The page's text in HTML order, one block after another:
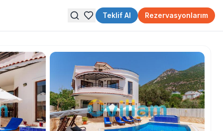
Teklif Al Rezervasyonlarım